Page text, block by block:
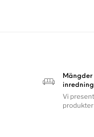
Mängder
inredning
Vi